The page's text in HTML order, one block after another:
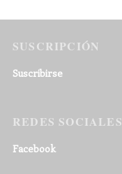
SUSCRIPCIÓN
Suscribirse
REDES SOCIALES
Facebook